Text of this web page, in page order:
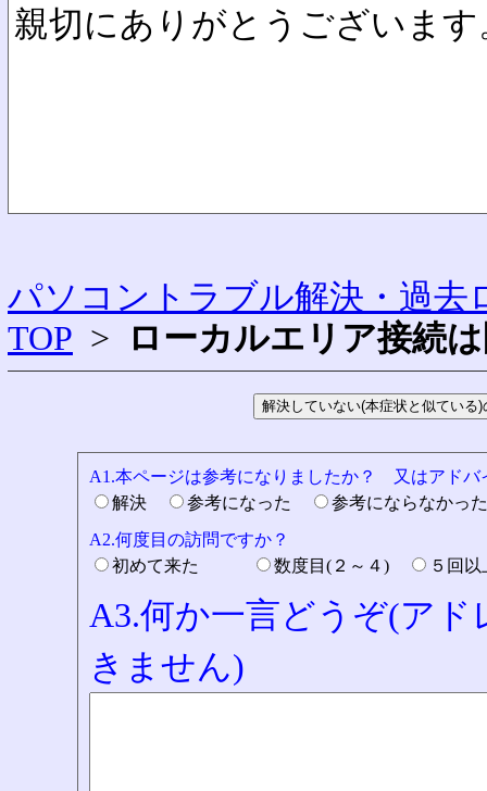
親切にありがとうございます
パソコントラブル解決・過去
TOP > ローカルエリア接続
A1.本ページは参考になりましたか？ 又はアドバ
解決
参考になった
参考にならなか
A2.何度目の訪問ですか？
初めて来た
数度目(２～４) ５回
A3.何か一言どうぞ(ア
きません)